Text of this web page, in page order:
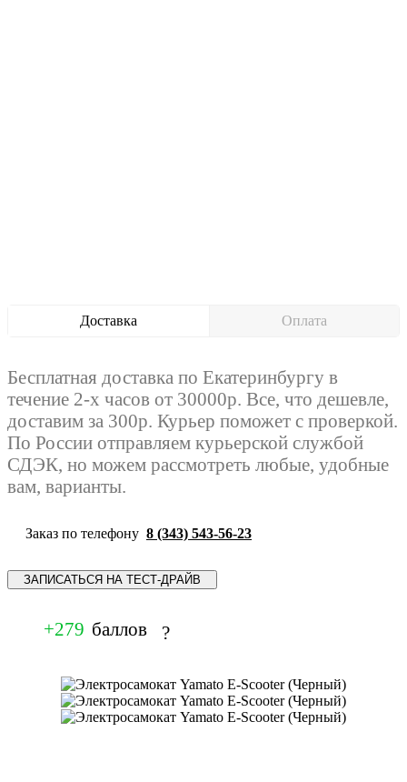
Доставка Оплата
Бесплатная доставка по Екатеринбургу в
течение 2-х часов от 30000р. Все, что дешевле,
доставим за 300р. Курьер поможет с проверкой.
По России отправляем курьерской службой
СДЭК, но можем рассмотреть любые, удобные
вам, варианты.
Заказ по телефону 8 (343) 543-56-23
ЗАПИСАТЬСЯ НА ТЕСТ-ДРАЙВ
+279 баллов ?